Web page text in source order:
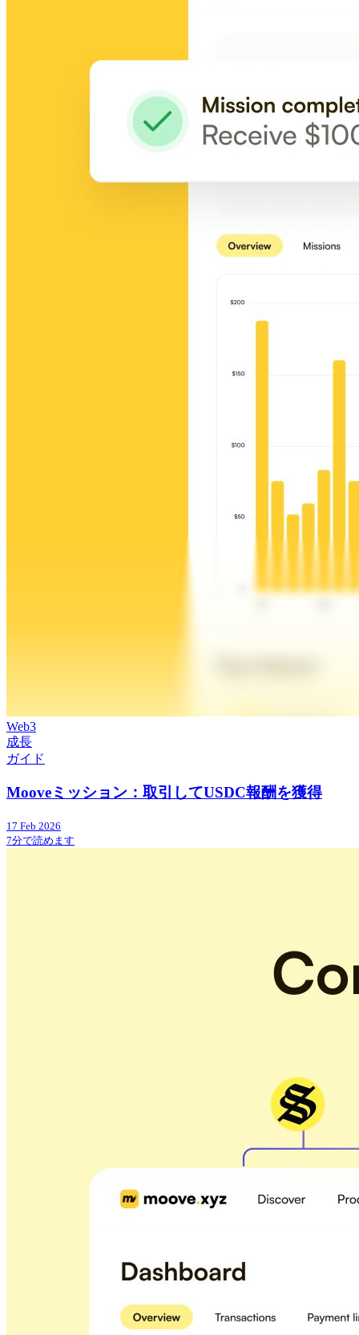
Web3
成長
ガイド
Mooveミッション：取引してUSDC報酬を獲得
17 Feb 2026
7分で読めます